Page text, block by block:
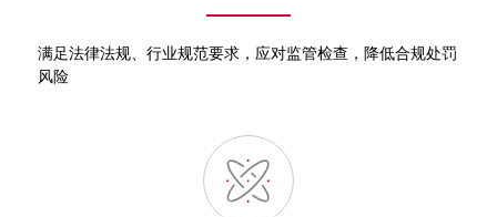
满足法律法规、行业规范要求，应对监管检查，降低合规处罚
风险